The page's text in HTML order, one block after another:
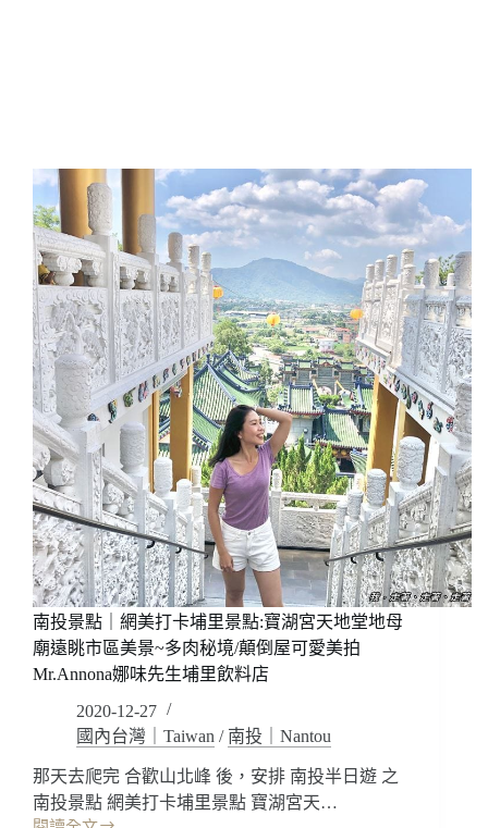
南投景點｜網美打卡埔里景點:寶湖宮天地堂地母
廟遠眺市區美景~多肉秘境/顛倒屋可愛美拍
Mr.Annona娜味先生埔里飲料店
2020-12-27
國內台灣｜Taiwan / 南投｜Nantou
那天去爬完 合歡山北峰 後，安排 南投半日遊 之
南投景點 網美打卡埔里景點 寶湖宮天…